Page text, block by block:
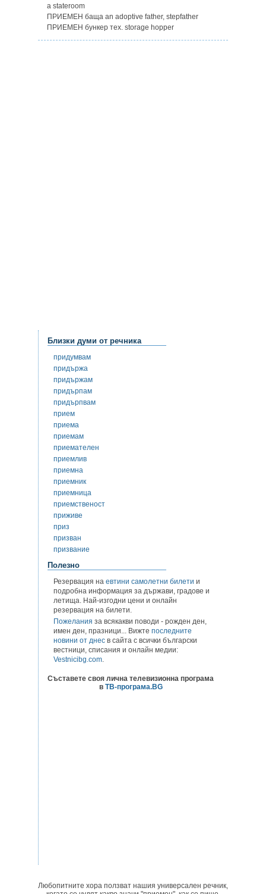
a stateroom
ПРИЕМЕН баща an adoptive father, stepfather
ПРИЕМЕН бункер тех. storage hopper
Близки думи от речника
придумвам
придържа
придържам
придърпам
придърпвам
прием
приема
приемам
приемателен
приемлив
приемна
приемник
приемница
приемственост
приживе
приз
призван
призвание
Полезно
Резервация на евтини самолетни билети и
подробна информация за държави, градове и
летища. Най-изгодни цени и онлайн
резервация на билети.
Пожелания за всякакви поводи - рожден ден,
имен ден, празници... Вижте последните
новини от днес в сайта с всички български
вестници, списания и онлайн медии:
Vestnicibg.com.
Съставете своя лична телевизионна програма
в ТВ-програма.BG
Любопитните хора ползват нашия универсален речник,